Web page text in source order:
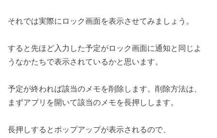
それでは実際にロック画面を表示させてみましょう。
すると先ほど入力した予定がロック画面に通知と同じよ
うなかたちで表示されているかと思います。
予定が終われば該当のメモを削除します。削除方法は、
まずアプリを開いて該当のメモを長押しします。
長押しするとポップアップが表示されるので、